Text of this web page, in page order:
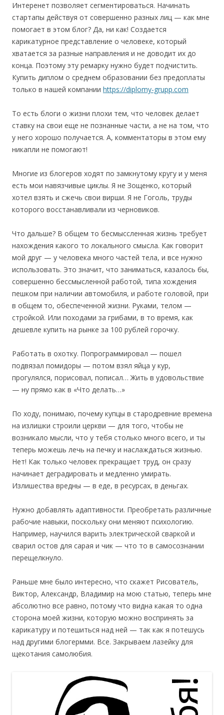
Интеренет позволяет сегментироваться. Начинать
стартапы действуя от совершенно разных лиц — как мне
помогает в этом блог? Да, ни как! Создается
карикатурное представление о человеке, который
хватается за разные направления и не доводит их до
конца. Поэтому эту ремарку нужно будет подчистить.
Купить диплом о среднем образовании без предоплаты
только в нашей компании https://diplomy-grupp.com
То есть блоги о жизни плохи тем, что человек делает
ставку на свои еще не познанные части, а не на том, что
у него хорошо получается. А, комментаторы в этом ему
никапли не помогают!
Многие из блогеров ходят по замкнутому кругу и у меня
есть мои навязчивые циклы. Я не Зощенко, который
хотел взять и сжечь свои вирши. Я не Гоголь, труды
которого восстанавливали из черновиков.
Что дальше? В общем то бесмыссленная жизнь требует
нахождения какого то локального смысла. Как говорит
мой друг — у человека много частей тела, и все нужно
использовать. Это значит, что заниматься, казалось бы,
совершенно бессмысленной работой, типа хождения
пешком при наличии автомобиля, и работе головой, при
в общем то, обеспеченной жизни. Руками, телом —
стройкой. Или походами за грибами, в то время, как
дешевле купить на рынке за 100 рублей горочку.
Работать в охотку. Попрограммировал — пошел
подвязал помидоры — потом взял яйца у кур,
прогулялся, порисовал, пописал… Жить в удовольствие
— ну прямо как в «Что делать…»
По ходу, понимаю, почему купцы в стародревние времена
на излишки строили церкви — для того, чтобы не
возникало мысли, что у тебя столько много всего, и ты
теперь можешь лечь на печку и наслаждаться жизнью.
Нет! Как только человек прекращает труд, он сразу
начинает деградировать и медленно умирать.
Излишества вредны — в еде, в ресурсах, в деньгах.
Нужно добавлять адаптивности. Преобретать различные
рабочие навыки, поскольку они меняют психологию.
Например, научился варить электрической сваркой и
сварил остов для сарая и чик — что то в самосознании
перещелкнуло.
Раньше мне было интересно, что скажет Рисователь,
Виктор, Александр, Владимир на мою статью, теперь мне
абсолютно все равно, потому что видна какая то одна
сторона моей жизни, которую можно воспринять за
карикатуру и потешиться над ней — так как я потешусь
над другими блогермми. Все. Закрываем лазейку для
щекотания самолюбия.